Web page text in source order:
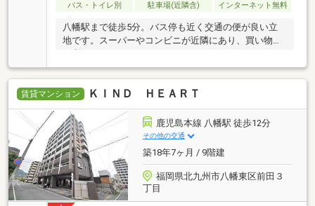
バス・トイレ別
駐車場(近隣含) インターネット無料
八幡駅まで徒歩5分。バス停も近く交通の便が良い立
地です。スーパーやコンビニが近隣にあり、買い物に
賃貸マンション ＫＩＮＤ ＨＥＡＲＴ
鹿児島本線 八幡駅 徒歩12分
その他の交通
築18年7ヶ月 / 9階建
福岡県北九州市八幡東区前田３
丁目